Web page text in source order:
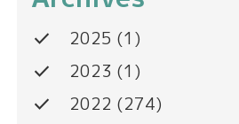
done 2025 (1)
done 2023 (1)
done 2022 (274)